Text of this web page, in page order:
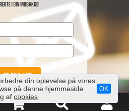
i din indbakke!
din oplevelse på vores
på denne hjemmeside
afcookies
OK